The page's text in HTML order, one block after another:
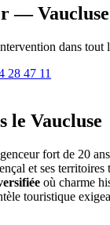
—
dans tout
28 47 11
le Vaucluse
fort de 20
et ses
où charme
touristique